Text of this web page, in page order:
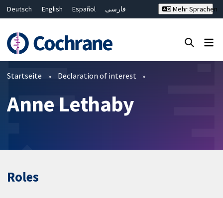
Deutsch English Español
فارسی
Bahasa Malaysia
ไทย
繁體中文
简体中文
Mehr Sprachen
Filter
Startseite Declaration of interest
Anne Lethaby
Roles